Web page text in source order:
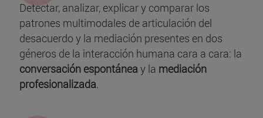
Detectar, analizar, explicar y comparar los
patrones multimodales de articulación del
desacuerdo y la mediación presentes en dos
géneros de la interacción humana cara a cara: la
conversación espontáneay la mediación
profesionalizada.